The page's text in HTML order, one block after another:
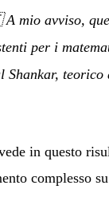
A mio avviso,
per i
Shankar,
in questo
complesso